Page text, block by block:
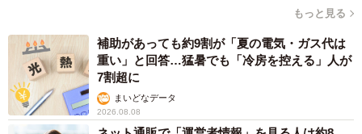
もっと見る
補助があっても約9割が「夏の電気・ガス代は
重い」と回答…猛暑でも「冷房を控える」人が
7割超に
まいどなデータ
2026.08.08